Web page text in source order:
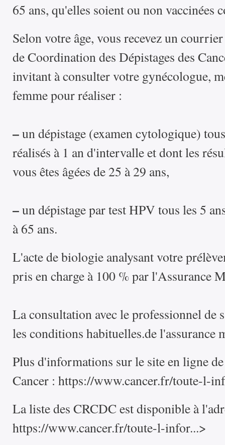
65 ans, qu'elles soient ou non vaccinées
Selon votre âge, vous recevez un
de Coordination des Dépistages des
invitant à consulter votre gynécologue,
femme pour réaliser :
–un dépistage (examen cytologique)
réalisés à 1 an d'intervalle et dont les
vous êtes âgées de 25 à 29 ans,
–un dépistage par test HPV tous les 5
à 65 ans.
L'acte de biologie analysant votre
pris en charge à 100 % par l'Assurance
La consultation avec le professionnel de
les conditions habituelles.de l'assurance
Plus d'informations sur le site en ligne
Cancer : https://www.cancer.fr/toute-l-
La liste des CRCDC est disponible à
https://www.cancer.fr/toute-l-infor...>